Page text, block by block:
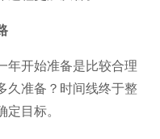
开始准备是比较合理
久准备？时间线终于整
目标。